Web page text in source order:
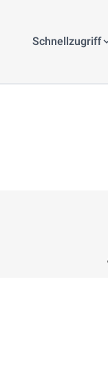
Schnellzugriff